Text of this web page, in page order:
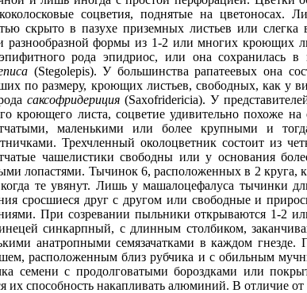
соцветия, поднятые на
скрыто в пазухе приземных листьев или
разнообразной формы из 1-2 или многих кроющих
рода эпидриос, или она сохранилась
(Stegolepis). У большинства рапатеевых она
по размеру, кроющих листьев, свободных, как у
саксофридериция(Saxofridericia). У
кроющего листа, соцветие удивительно похоже
маленькими или более крупными и
Трехчленный околоцветник состоит из
чашелистики свободны или у основания
лопастями. Тычинок 6, расположенных в 2 круга,
когда те увянут. Лишь у машалоцефалуса тычинки
сросшиеся друг с другом или свободные и
При созревании пыльники открываются 1-2
синкарпный, с длинным столбиком,
анатропными семязачатками в каждом
расположенным близ рубчика и с обильным
семени с продолговатыми бороздками или
их способность накапливать алюминий. В отличие